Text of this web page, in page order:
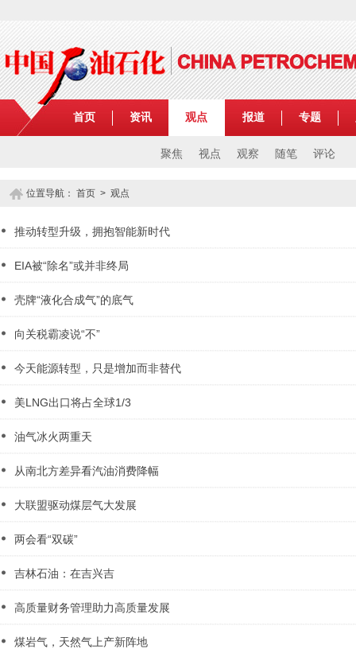
首页 资讯 观点
聚焦 视点 观察 随笔 评论
报道 专题
位置导航： 首页 > 观点
推动转型升级，拥抱智能新时代
EIA被“除名”或并非终局
壳牌“液化合成气”的底气
向关税霸凌说“不”
今天能源转型，只是增加而非替代
美LNG出口将占全球1/3
油气冰火两重天
从南北方差异看汽油消费降幅
大联盟驱动煤层气大发展
两会看“双碳”
吉林石油：在吉兴吉
高质量财务管理助力高质量发展
煤岩气，天然气上产新阵地